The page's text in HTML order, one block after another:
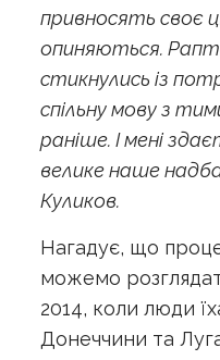
привносять своє
опиняються.
стикнулись із
спільну мову з
раніше. І мені
велике наше
Куликов.
Нагадує, що
можемо
2014, коли люди
Донеччини та